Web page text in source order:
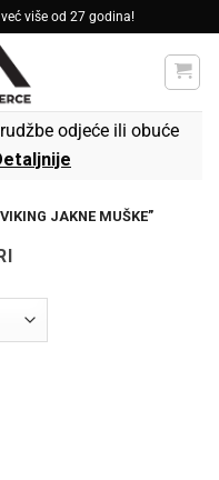
više od 27 godina!
odjeće ili obuće
JAKNE MUŠKE”